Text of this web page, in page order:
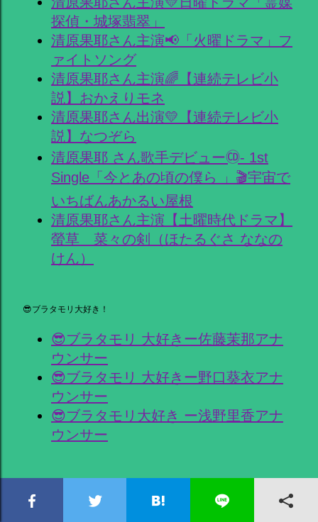
探偵・城塚翡翠」
清原果耶さん主演📢「火曜ドラマ」フ
ァイトソング
清原果耶さん主演🌈【連続テレビ小
説】おかえりモネ
清原果耶さん出演💛【連続テレビ小
説】なつぞら
清原果耶 さん歌手デビュー🄭- 1st
Single「今とあの頃の僕ら 」🎬宇宙で
いちばんあかるい屋根
清原果耶さん主演【土曜時代ドラマ】
螢草 菜々の剣（ほたるぐさ ななの
けん）
😎ブラタモリ大好き！
😎ブラタモリ 大好きー佐藤茉那アナ
ウンサー
😎ブラタモリ 大好きー野口葵衣アナ
ウンサー
😎ブラタモリ大好き ー浅野里香アナ
ウンサー